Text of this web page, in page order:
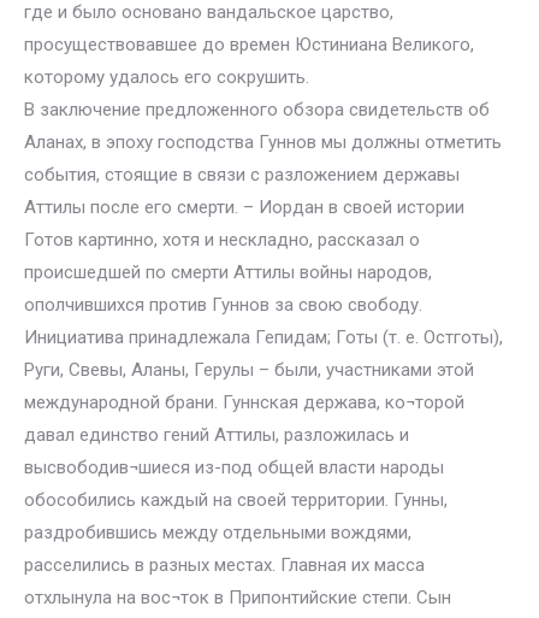
где и было основано вандальское царство,
просуществовавшее до времен Юстиниана Великого,
которому удалось его сокрушить.
В заключение предложенного обзора свидетельств об
Аланах, в эпоху господства Гуннов мы должны отметить
события, стоящие в связи с разложением державы
Аттилы после его смерти. – Иордан в своей истории
Готов картинно, хотя и нескладно, рассказал о
происшедшей по смерти Аттилы войны народов,
ополчившихся против Гуннов за свою свободу.
Инициатива принадлежала Гепидам; Готы (т. е. Остготы),
Руги, Свевы, Аланы, Герулы – были, участниками этой
международной брани. Гуннская держава, ко¬торой
давал единство гений Аттилы, разложилась и
высвободив¬шиеся из-под общей власти народы
обособились каждый на своей территории. Гунны,
раздробившись между отдельными вождями,
расселились в разных местах. Главная их масса
отхлынула на вос¬ток в Припонтийские степи. Сын